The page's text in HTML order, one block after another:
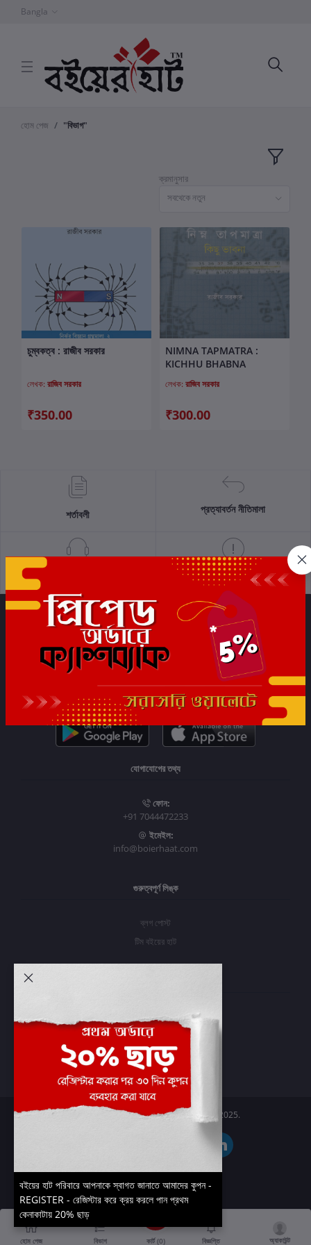
Bangla
হোম পেজ "বিভাগ"
ক্রমানুসার
সবথেকে নতুন
কার্টে যোগ করুন
চুম্বকত্ব : রাজীব সরকার
লেখক: রাজিব সরকার
₹350.00
কার্টে যোগ করুন
NIMNA TAPMATRA :
KICHHU BHABNA
লেখক: রাজিব সরকার
₹300.00
শর্তাবলী প্রত্যাবর্তন নীতিমালা
গোপনীয়তা নীতি
সাবস্ক্রাইব
যোগাযোগের তথ্য
ফোন:
+91 7044472233
ইমেইল:
info@boierhaat.com
গুরুত্বপূর্ণ লিঙ্ক
ব্লগ পোস্ট
টিম বইয়ের হাট
প্রবেশ করুন
অর্ডার ইতিহাস
আমার ইচ্ছাগুলি
অর্ডার ট্র্যাকিং
Boier Haat™ | © All rights reserved 2025.
হোম পেজ বিভাগ কার্ট (0) বিজ্ঞপ্তি অ্যাকাউন্ট
বইয়ের হাট পরিবারে আপনাকে স্বাগত জানাতে আমাদের কুপন -
REGISTER - রেজিস্টার করে ক্রয় করলে পান প্রথম
কেনাকাটায় 20% ছাড়